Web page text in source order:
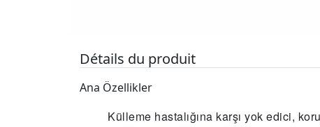
Détails du produit
Ana Özellikler
Külleme hastalığına karşı yok edici,